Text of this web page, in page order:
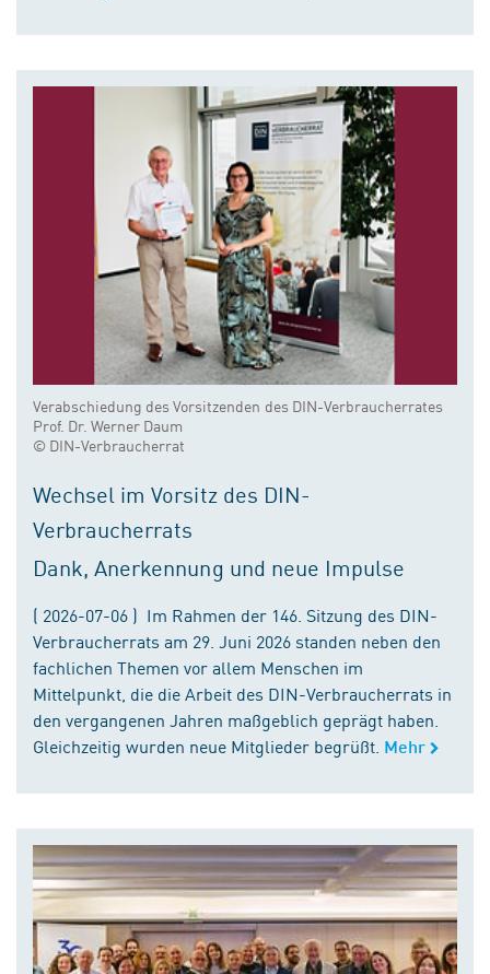
Verabschiedung des Vorsitzenden des DIN-Verbraucherrates
Prof. Dr. Werner Daum
© DIN-Verbraucherrat
Wechsel im Vorsitz des DIN-
Verbraucherrats
Dank, Anerkennung und neue Impulse
( 2026-07-06 ) Im Rahmen der 146. Sitzung des DIN-
Verbraucherrats am 29. Juni 2026 standen neben den
fachlichen Themen vor allem Menschen im
Mittelpunkt, die die Arbeit des DIN-Verbraucherrats in
den vergangenen Jahren maßgeblich geprägt haben.
Gleichzeitig wurden neue Mitglieder begrüßt. Mehr